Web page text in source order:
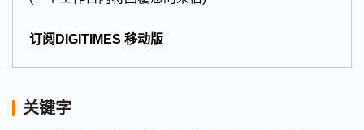
订阅DIGITIMES 移动版
关键字